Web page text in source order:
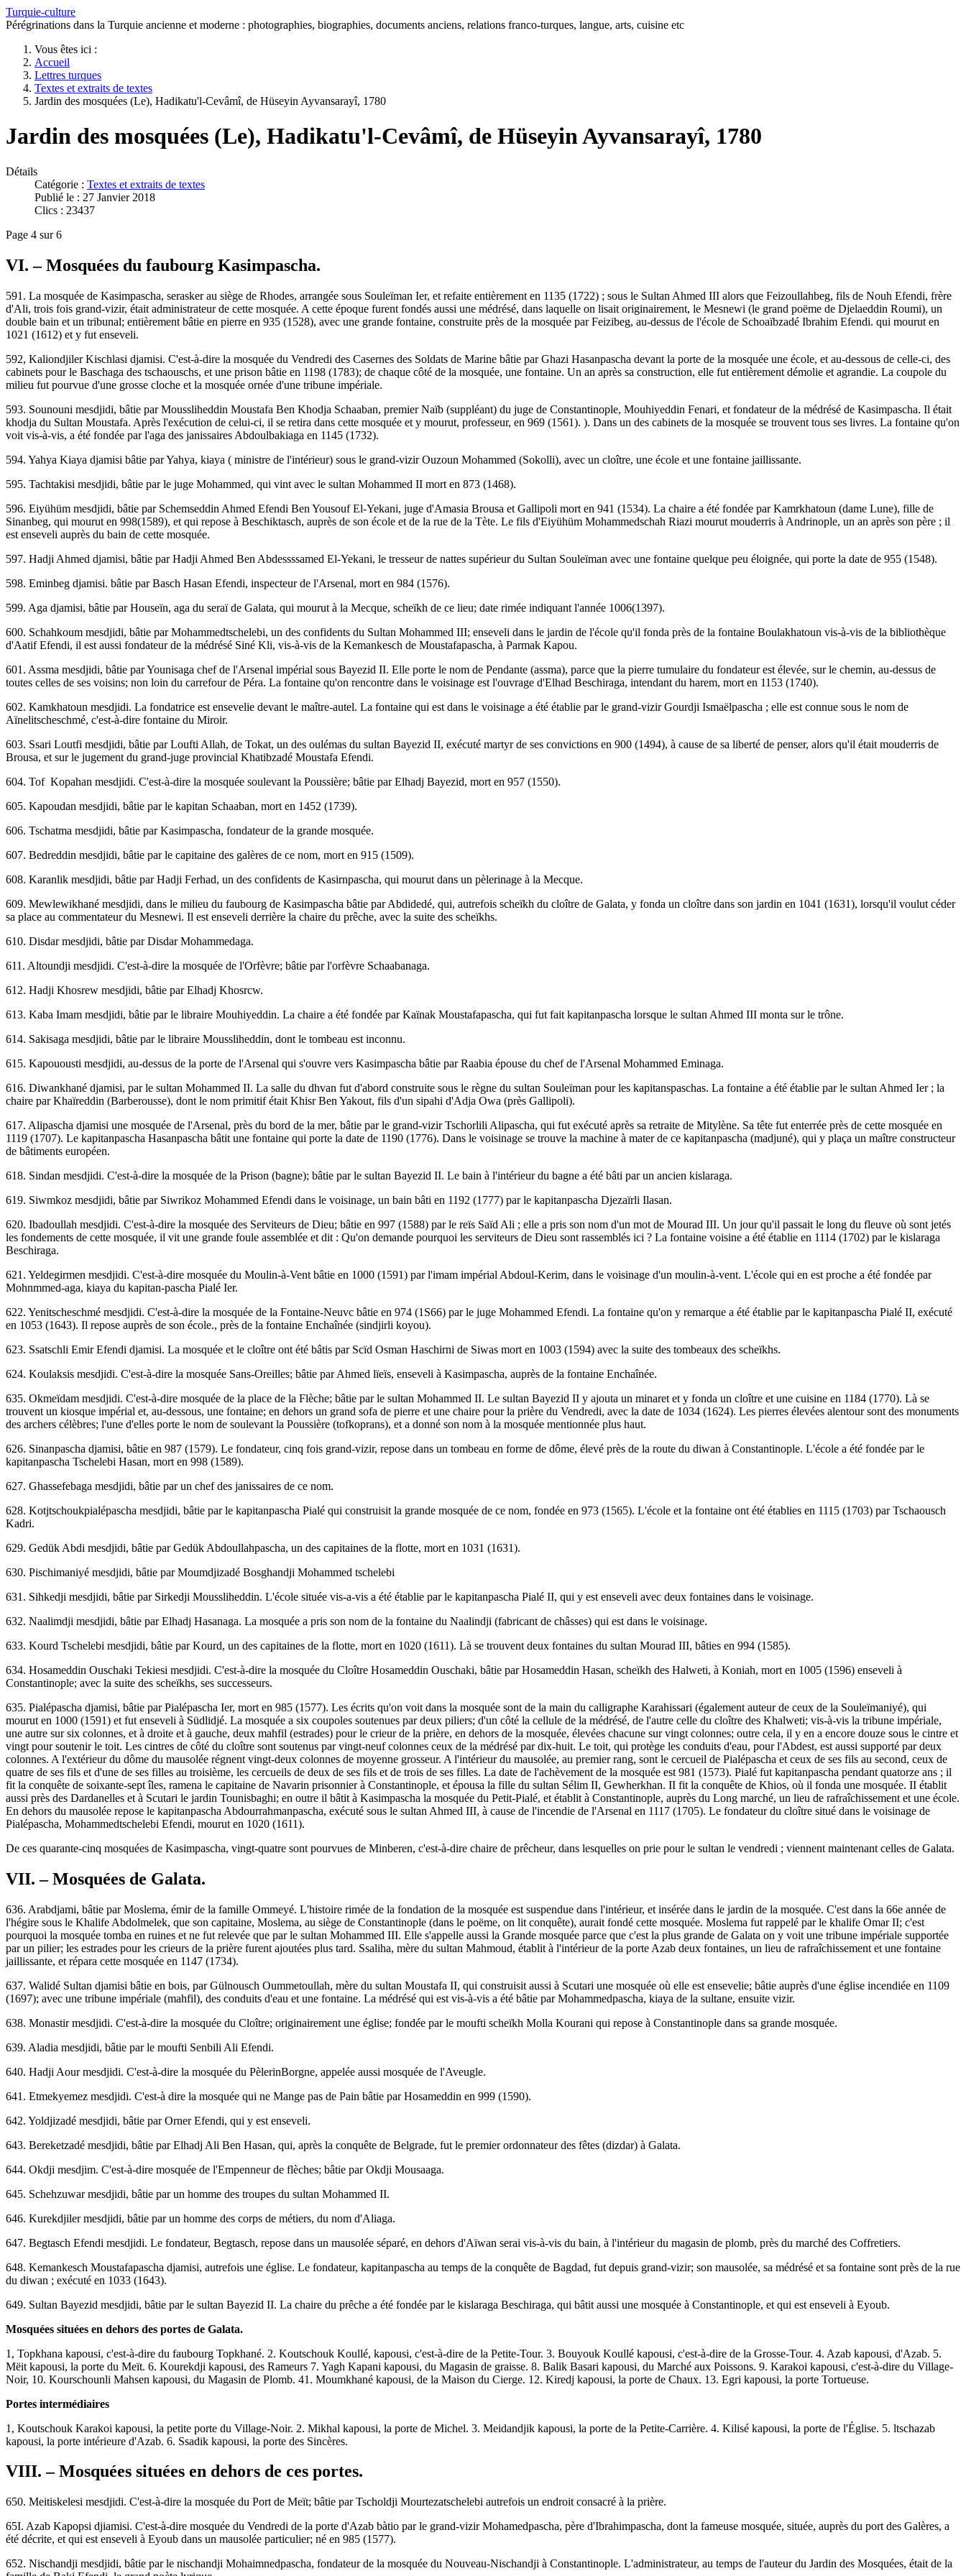
Turquie-culture
Pérégrinations dans la Turquie ancienne et moderne : photographies, biographies, documents anciens, relations franco-turques, langue, arts, cuisine etc
Vous êtes ici :
Accueil
Lettres turques
Textes et extraits de textes
Jardin des mosquées (Le), Hadikatu'l-Cevâmî, de Hüseyin Ayvansarayî, 1780
Jardin des mosquées (Le), Hadikatu'l-Cevâmî, de Hüseyin Ayvansarayî, 1780
Détails
Catégorie : Textes et extraits de textes
Publié le : 27 Janvier 2018
Clics : 23437
Page 4 sur 6
VI. – Mosquées du faubourg Kasimpascha.
591. La mosquée de Kasimpascha, serasker au siège de Rhodes, arrangée sous Souleïman Ier, et refaite entièrement en 1135 (1722) ; sous le Sultan Ahmed III alors que Feizoullahbeg, fils de Nouh Efendi, frère
d'Ali, trois fois grand-vizir, était administrateur de cette mosquée. A cette époque furent fondés aussi une médrésé, dans laquelle on lisait originairement, le Mesnewi (le grand poëme de Djelaeddin Roumi), un
double bain et un tribunal; entièrement bâtie en pierre en 935 (1528), avec une grande fontaine, construite près de la mosquée par Feizibeg, au-dessus de l'école de Schoaïbzadé Ibrahim Efendi. qui mourut en
1021 (1612) et y fut enseveli.
592, Kaliondjiler Kischlasi djamisi. C'est-à-dire la mosquée du Vendredi des Casernes des Soldats de Marine bâtie par Ghazi Hasanpascha devant la porte de la mosquée une école, et au-dessous de celle-ci, des
cabinets pour le Baschaga des tschaouschs, et une prison bâtie en 1198 (1783); de chaque côté de la mosquée, une fontaine. Un an après sa construction, elle fut entièrement démolie et agrandie. La coupole du
milieu fut pourvue d'une grosse cloche et la mosquée ornée d'une tribune impériale.
593. Sounouni mesdjidi, bâtie par Moussliheddin Moustafa Ben Khodja Schaaban, premier Naïb (suppléant) du juge de Constantinople, Mouhiyeddin Fenari, et fondateur de la médrésé de Kasimpascha. Il était
khodja du Sultan Moustafa. Après l'exécution de celui-ci, il se retira dans cette mosquée et y mourut, professeur, en 969 (1561). ). Dans un des cabinets de la mosquée se trouvent tous ses livres. La fontaine qu'on
voit vis-à-vis, a été fondée par l'aga des janissaires Abdoulbakiaga en 1145 (1732).
594. Yahya Kiaya djamisi bâtie par Yahya, kiaya ( ministre de l'intérieur) sous le grand-vizir Ouzoun Mohammed (Sokolli), avec un cloître, une école et une fontaine jaillissante.
595. Tachtakisi mesdjidi, bâtie par le juge Mohammed, qui vint avec le sultan Mohammed II mort en 873 (1468).
596. Eiyühüm mesdjidi, bâtie par Schemseddin Ahmed Efendi Ben Yousouf El-Yekani, juge d'Amasia Brousa et Gallipoli mort en 941 (1534). La chaire a été fondée par Kamrkhatoun (dame Lune), fille de
Sinanbeg, qui mourut en 998(1589), et qui repose à Beschiktasch, auprès de son école et de la rue de la Tète. Le fils d'Eiyühüm Mohammedschah Riazi mourut mouderris à Andrinople, un an après son père ; il
est enseveli auprès du bain de cette mosquée.
597. Hadji Ahmed djamisi, bâtie par Hadji Ahmed Ben Abdessssamed El-Yekani, le tresseur de nattes supérieur du Sultan Souleïman avec une fontaine quelque peu éloignée, qui porte la date de 955 (1548).
598. Eminbeg djamisi. bâtie par Basch Hasan Efendi, inspecteur de l'Arsenal, mort en 984 (1576).
599. Aga djamisi, bâtie par Houseïn, aga du seraï de Galata, qui mourut à la Mecque, scheïkh de ce lieu; date rimée indiquant l'année 1006(1397).
600. Schahkoum mesdjidi, bâtie par Mohammedtschelebi, un des confidents du Sultan Mohammed III; enseveli dans le jardin de l'école qu'il fonda près de la fontaine Boulakhatoun vis-à-vis de la bibliothèque
d'Aatif Efendi, il est aussi fondateur de la médrésé Siné Kli, vis-à-vis de la Kemankesch de Moustafapascha, à Parmak Kapou.
601. Assma mesdjidi, bâtie par Younisaga chef de l'Arsenal impérial sous Bayezid II. Elle porte le nom de Pendante (assma), parce que la pierre tumulaire du fondateur est élevée, sur le chemin, au-dessus de
toutes celles de ses voisins; non loin du carrefour de Péra. La fontaine qu'on rencontre dans le voisinage est l'ouvrage d'Elhad Beschiraga, intendant du harem, mort en 1153 (1740).
602. Kamkhatoun mesdjidi. La fondatrice est ensevelie devant le maître-autel. La fontaine qui est dans le voisinage a été établie par le grand-vizir Gourdji Ismaëlpascha ; elle est connue sous le nom de
Aïnelitscheschmé, c'est-à-dire fontaine du Miroir.
603. Ssari Loutfi mesdjidi, bâtie par Loufti Allah, de Tokat, un des oulémas du sultan Bayezid II, exécuté martyr de ses convictions en 900 (1494), à cause de sa liberté de penser, alors qu'il était mouderris de
Brousa, et sur le jugement du grand-juge provincial Khatibzadé Moustafa Efendi.
604. Tof Kopahan mesdjidi. C'est-à-dire la mosquée soulevant la Poussière; bâtie par Elhadj Bayezid, mort en 957 (1550).
605. Kapoudan mesdjidi, bâtie par le kapitan Schaaban, mort en 1452 (1739).
606. Tschatma mesdjidi, bâtie par Kasimpascha, fondateur de la grande mosquée.
607. Bedreddin mesdjidi, bâtie par le capitaine des galères de ce nom, mort en 915 (1509).
608. Karanlik mesdjidi, bâtie par Hadji Ferhad, un des confidents de Kasirnpascha, qui mourut dans un pèlerinage à la Mecque.
609. Mewlewikhané mesdjidi, dans le milieu du faubourg de Kasimpascha bâtie par Abdidedé, qui, autrefois scheïkh du cloître de Galata, y fonda un cloître dans son jardin en 1041 (1631), lorsqu'il voulut céder
sa place au commentateur du Mesnewi. Il est enseveli derrière la chaire du prêche, avec la suite des scheïkhs.
610. Disdar mesdjidi, bâtie par Disdar Mohammedaga.
611. Altoundji mesdjidi. C'est-à-dire la mosquée de l'Orfèvre; bâtie par l'orfèvre Schaabanaga.
612. Hadji Khosrew mesdjidi, bâtie par Elhadj Khosrcw.
613. Kaba Imam mesdjidi, bâtie par le libraire Mouhiyeddin. La chaire a été fondée par Kaïnak Moustafapascha, qui fut fait kapitanpascha lorsque le sultan Ahmed III monta sur le trône.
614. Sakisaga mesdjidi, bâtie par le libraire Moussliheddin, dont le tombeau est inconnu.
615. Kapouousti mesdjidi, au-dessus de la porte de l'Arsenal qui s'ouvre vers Kasimpascha bâtie par Raabia épouse du chef de l'Arsenal Mohammed Eminaga.
616. Diwankhané djamisi, par le sultan Mohammed II. La salle du dhvan fut d'abord construite sous le règne du sultan Souleïman pour les kapitanspaschas. La fontaine a été établie par le sultan Ahmed Ier ; la
chaire par Khaïreddin (Barberousse), dont le nom primitif était Khisr Ben Yakout, fils d'un sipahi d'Adja Owa (près Gallipoli).
617. Alipascha djamisi une mosquée de l'Arsenal, près du bord de la mer, bâtie par le grand-vizir Tschorlili Alipascha, qui fut exécuté après sa retraite de Mitylène. Sa tête fut enterrée près de cette mosquée en
1119 (1707). Le kapitanpascha Hasanpascha bâtit une fontaine qui porte la date de 1190 (1776). Dans le voisinage se trouve la machine à mater de ce kapitanpascha (madjuné), qui y plaça un maître constructeur
de bâtiments européen.
618. Sindan mesdjidi. C'est-à-dire la mosquée de la Prison (bagne); bâtie par le sultan Bayezid II. Le bain à l'intérieur du bagne a été bâti par un ancien kislaraga.
619. Siwmkoz mesdjidi, bâtie par Siwrikoz Mohammed Efendi dans le voisinage, un bain bâti en 1192 (1777) par le kapitanpascha Djezaïrli Ilasan.
620. Ibadoullah mesdjidi. C'est-à-dire la mosquée des Serviteurs de Dieu; bâtie en 997 (1588) par le reïs Saïd Ali ; elle a pris son nom d'un mot de Mourad III. Un jour qu'il passait le long du fleuve où sont jetés
les fondements de cette mosquée, il vit une grande foule assemblée et dit : Qu'on demande pourquoi les serviteurs de Dieu sont rassemblés ici ? La fontaine voisine a été établie en 1114 (1702) par le kislaraga
Beschiraga.
621. Yeldegirmen mesdjidi. C'est-à-dire mosquée du Moulin-à-Vent bâtie en 1000 (1591) par l'imam impérial Abdoul-Kerim, dans le voisinage d'un moulin-à-vent. L'école qui en est proche a été fondée par
Mohnmmed-aga, kiaya du kapitan-pascha Pialé Ier.
622. Yenitscheschmé mesdjidi. C'est-à-dire la mosquée de la Fontaine-Neuvc bâtie en 974 (1S66) par le juge Mohammed Efendi. La fontaine qu'on y remarque a été établie par le kapitanpascha Pialé II, exécuté
en 1053 (1643). Il repose auprès de son école., près de la fontaine Enchaînée (sindjirli koyou).
623. Ssatschli Emir Efendi djamisi. La mosquée et le cloître ont été bâtis par Scïd Osman Haschirni de Siwas mort en 1003 (1594) avec la suite des tombeaux des scheïkhs.
624. Koulaksis mesdjidi. C'est-à-dire la mosquée Sans-Oreilles; bâtie par Ahmed lïeïs, enseveli à Kasimpascha, auprès de la fontaine Enchaînée.
635. Okmeïdam mesdjidi. C'est-à-dire mosquée de la place de la Flèche; bâtie par le sultan Mohammed II. Le sultan Bayezid II y ajouta un minaret et y fonda un cloître et une cuisine en 1184 (1770). Là se
trouvent un kiosque impérial et, au-dessous, une fontaine; en dehors un grand sofa de pierre et une chaire pour la prière du Vendredi, avec la date de 1034 (1624). Les pierres élevées alentour sont des monuments
des archers célèbres; l'une d'elles porte le nom de soulevant la Poussière (tofkoprans), et a donné son nom à la mosquée mentionnée plus haut.
626. Sinanpascha djamisi, bâtie en 987 (1579). Le fondateur, cinq fois grand-vizir, repose dans un tombeau en forme de dôme, élevé près de la route du diwan à Constantinople. L'école a été fondée par le
kapitanpascha Tschelebi Hasan, mort en 998 (1589).
627. Ghassefebaga mesdjidi, bâtie par un chef des janissaires de ce nom.
628. Kotjtschoukpialépascha mesdjidi, bâtie par le kapitanpascha Pialé qui construisit la grande mosquée de ce nom, fondée en 973 (1565). L'école et la fontaine ont été établies en 1115 (1703) par Tschaousch
Kadri.
629. Gedük Abdi mesdjidi, bâtie par Gedük Abdoullahpascha, un des capitaines de la flotte, mort en 1031 (1631).
630. Pischimaniyé mesdjidi, bâtie par Moumdjizadé Bosghandji Mohammed tschelebi
631. Sihkedji mesdjidi, bâtie par Sirkedji Moussliheddin. L'école située vis-a-vis a été établie par le kapitanpascha Pialé II, qui y est enseveli avec deux fontaines dans le voisinage.
632. Naalimdji mesdjidi, bâtie par Elhadj Hasanaga. La mosquée a pris son nom de la fontaine du Naalindji (fabricant de châsses) qui est dans le voisinage.
633. Kourd Tschelebi mesdjidi, bâtie par Kourd, un des capitaines de la flotte, mort en 1020 (1611). Là se trouvent deux fontaines du sultan Mourad III, bâties en 994 (1585).
634. Hosameddin Ouschaki Tekiesi mesdjidi. C'est-à-dire la mosquée du Cloître Hosameddin Ouschaki, bâtie par Hosameddin Hasan, scheïkh des Halweti, à Koniah, mort en 1005 (1596) enseveli à
Constantinople; avec la suite des scheïkhs, ses successeurs.
635. Pialépascha djamisi, bâtie par Pialépascha Ier, mort en 985 (1577). Les écrits qu'on voit dans la mosquée sont de la main du calligraphe Karahissari (également auteur de ceux de la Souleïmaniyé), qui
mourut en 1000 (1591) et fut enseveli à Südlidjé. La mosquée a six coupoles soutenues par deux piliers; d'un côté la cellule de la médrésé, de l'autre celle du cloître des Khalweti; vis-à-vis la tribune impériale,
une autre sur six colonnes, et à droite et à gauche, deux mahfil (estrades) pour le crieur de la prière, en dehors de la mosquée, élevées chacune sur vingt colonnes; outre cela, il y en a encore douze sous le cintre et
vingt pour soutenir le toit. Les cintres de côté du cloître sont soutenus par vingt-neuf colonnes ceux de la médrésé par dix-huit. Le toit, qui protège les conduits d'eau, pour l'Abdest, est aussi supporté par deux
colonnes. A l'extérieur du dôme du mausolée régnent vingt-deux colonnes de moyenne grosseur. A l'intérieur du mausolée, au premier rang, sont le cercueil de Pialépascha et ceux de ses fils au second, ceux de
quatre de ses fils et d'une de ses filles au troisième, les cercueils de deux de ses fils et de trois de ses filles. La date de l'achèvement de la mosquée est 981 (1573). Pialé fut kapitanpascha pendant quatorze ans ; il
fit la conquête de soixante-sept îles, ramena le capitaine de Navarin prisonnier à Constantinople, et épousa la fille du sultan Sélim II, Gewherkhan. II fit la conquête de Khios, où il fonda une mosquée. II établit
aussi près des Dardanelles et à Scutari le jardin Tounisbaghi; en outre il bâtit à Kasimpascha la mosquée du Petit-Pialé, et établit à Constantinople, auprès du Long marché, un lieu de rafraîchissement et une école.
En dehors du mausolée repose le kapitanpascha Abdourrahmanpascha, exécuté sous le sultan Ahmed III, à cause de l'incendie de l'Arsenal en 1117 (1705). Le fondateur du cloître situé dans le voisinage de
Pialépascha, Mohammedtschelebi Efendi, mourut en 1020 (1611).
De ces quarante-cinq mosquées de Kasimpascha, vingt-quatre sont pourvues de Minberen, c'est-à-dire chaire de prêcheur, dans lesquelles on prie pour le sultan le vendredi ; viennent maintenant celles de Galata.
VII. – Mosquées de Galata.
636. Arabdjami, bâtie par Moslema, émir de la famille Ommeyé. L'histoire rimée de la fondation de la mosquée est suspendue dans l'intérieur, et insérée dans le jardin de la mosquée. C'est dans la 66e année de
l'hégire sous le Khalife Abdolmelek, que son capitaine, Moslema, au siège de Constantinople (dans le poëme, on lit conquête), aurait fondé cette mosquée. Moslema fut rappelé par le khalife Omar II; c'est
pourquoi la mosquée tomba en ruines et ne fut relevée que par le sultan Mohammed III. Elle s'appelle aussi la Grande mosquée parce que c'est la plus grande de Galata on y voit une tribune impériale supportée
par un pilier; les estrades pour les crieurs de la prière furent ajoutées plus tard. Ssaliha, mère du sultan Mahmoud, établit à l'intérieur de la porte Azab deux fontaines, un lieu de rafraîchissement et une fontaine
jaillissante, et répara cette mosquée en 1147 (1734).
637. Walidé Sultan djamisi bâtie en bois, par Gülnousch Oummetoullah, mère du sultan Moustafa II, qui construisit aussi à Scutari une mosquée où elle est ensevelie; bâtie auprès d'une église incendiée en 1109
(1697); avec une tribune impériale (mahfil), des conduits d'eau et une fontaine. La médrésé qui est vis-à-vis a été bâtie par Mohammedpascha, kiaya de la sultane, ensuite vizir.
638. Monastir mesdjidi. C'est-à-dire la mosquée du Cloître; originairement une église; fondée par le moufti scheïkh Molla Kourani qui repose à Constantinople dans sa grande mosquée.
639. Aladia mesdjidi, bâtie par le moufti Senbili Ali Efendi.
640. Hadji Aour mesdjidi. C'est-à-dire la mosquée du PèlerinBorgne, appelée aussi mosquée de l'Aveugle.
641. Etmekyemez mesdjidi. C'est-à dire la mosquée qui ne Mange pas de Pain bâtie par Hosameddin en 999 (1590).
642. Yoldjizadé mesdjidi, bâtie par Orner Efendi, qui y est enseveli.
643. Bereketzadé mesdjidi, bâtie par Elhadj Ali Ben Hasan, qui, après la conquête de Belgrade, fut le premier ordonnateur des fêtes (dizdar) à Galata.
644. Okdji mesdjim. C'est-à-dire mosquée de l'Empenneur de flèches; bâtie par Okdji Mousaaga.
645. Schehzuwar mesdjidi, bâtie par un homme des troupes du sultan Mohammed II.
646. Kurekdjiler mesdjidi, bâtie par un homme des corps de métiers, du nom d'Aliaga.
647. Begtasch Efendi mesdjidi. Le fondateur, Begtasch, repose dans un mausolée séparé, en dehors d'Aïwan serai vis-à-vis du bain, à l'intérieur du magasin de plomb, près du marché des Coffretiers.
648. Kemankesch Moustafapascha djamisi, autrefois une église. Le fondateur, kapitanpascha au temps de la conquête de Bagdad, fut depuis grand-vizir; son mausolée, sa médrésé et sa fontaine sont près de la rue
du diwan ; exécuté en 1033 (1643).
649. Sultan Bayezid mesdjidi, bâtie par le sultan Bayezid II. La chaire du prêche a été fondée par le kislaraga Beschiraga, qui bâtit aussi une mosquée à Constantinople, et qui est enseveli à Eyoub.
Mosquées situées en dehors des portes de Galata.
1, Topkhana kapousi, c'est-à-dire du faubourg Topkhané. 2. Koutschouk Koullé, kapousi, c'est-à-dire de la Petite-Tour. 3. Bouyouk Koullé kapousi, c'est-à-dire de la Grosse-Tour. 4. Azab kapousi, d'Azab. 5.
Mëit kapousi, la porte du Meït. 6. Kourekdji kapousi, des Rameurs 7. Yagh Kapani kapousi, du Magasin de graisse. 8. Balik Basari kapousi, du Marché aux Poissons. 9. Karakoi kapousi, c'est-à-dire du Village-
Noir, 10. Kourschounli Mahsen kapousi, du Magasin de Plomb. 41. Moumkhané kapousi, de la Maison du Cierge. 12. Kiredj kapousi, la porte de Chaux. 13. Egri kapousi, la porte Tortueuse.
Portes intermédiaires
1, Koutschouk Karakoi kapousi, la petite porte du Village-Noir. 2. Mikhal kapousi, la porte de Michel. 3. Meidandjik kapousi, la porte de la Petite-Carrière. 4. Kilisé kapousi, la porte de l'Église. 5. ltschazab
kapousi, la porte intérieure d'Azab. 6. Ssadik kapousi, la porte des Sincères.
VIII. – Mosquées situées en dehors de ces portes.
650. Meitiskelesi mesdjidi. C'est-à-dire la mosquée du Port de Meït; bâtie par Tscholdji Mourtezatschelebi autrefois un endroit consacré à la prière.
65I. Azab Kapopsi djiamisi. C'est-à-dire mosquée du Vendredi de la porte d'Azab bàtio par le grand-vizir Mohamedpascha, père d'Ibrahimpascha, dont la fameuse mosquée, située, auprès du port des Galères, a
été décrite, et qui est enseveli à Eyoub dans un mausolée particulier; né en 985 (1577).
652. Nischandji mesdjidi, bâtie par le nischandji Mohaimnedpascha, fondateur de la mosquée du Nouveau-Nischandji à Constantinople. L'administrateur, au temps de l'auteur du Jardin des Mosquées, était de la